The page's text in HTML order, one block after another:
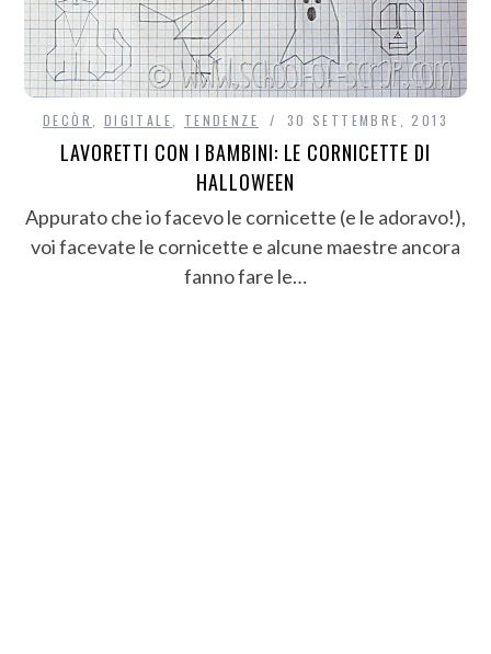
DECÒR DIGITALE TENDENZE 30 SETTEMBRE, 2013
LAVORETTI CON I BAMBINI: LE CORNICETTE DI
HALLOWEEN
Appurato che io facevo le cornicette (e le adoravo!),
voi facevate le cornicette e alcune maestre ancora
fanno fare le…